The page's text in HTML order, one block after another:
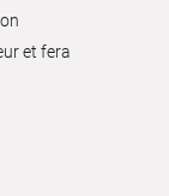
et fera